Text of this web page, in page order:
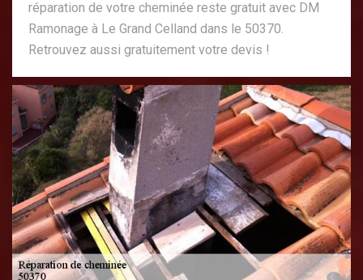
réparation de votre cheminée reste gratuit avec DM
Ramonage à Le Grand Celland dans le 50370.
Retrouvez aussi gratuitement votre devis !